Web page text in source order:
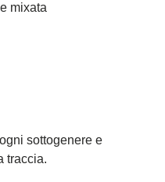
mixata
sottogenere e
traccia.